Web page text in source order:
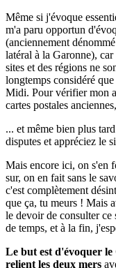
Même si j'évoque
m'a paru opportun
(anciennement
latéral à la Garonne),
sites et des régions ne
longtemps considéré
Midi. Pour vérifier mon
cartes postales
... et même bien plus
disputes et appréciez le
Mais encore ici, on s'en
sur, on en fait sans le
c'est complètement
que ça, tu meurs ! Mais
le devoir de consulter ce
de temps, et à la fin,
Le but est d'évoquer
relient les deux mers